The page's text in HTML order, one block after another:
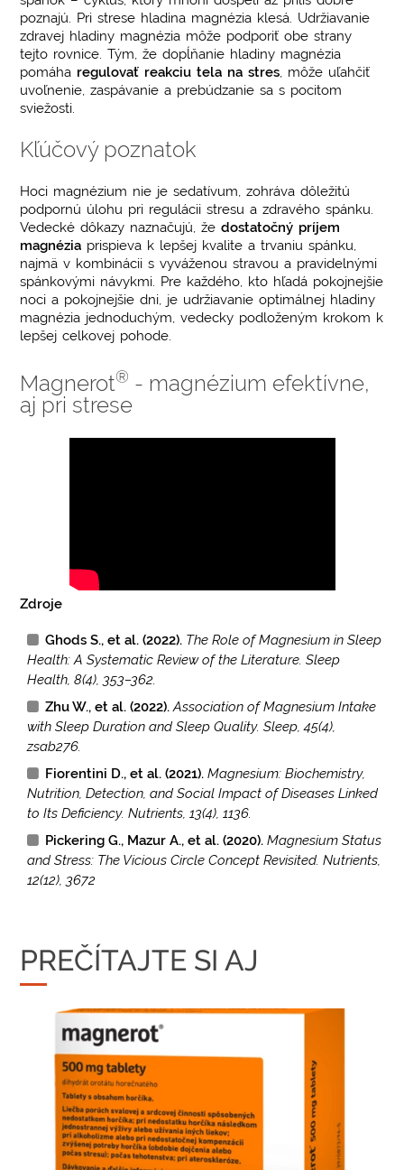
poznajú. Pri strese hladina magnézia klesá. Udržiavanie
zdravej hladiny magnézia môže podporiť obe strany
tejto rovnice. Tým, že dopĺňanie hladiny magnézia
pomáha regulovať reakciu tela na stres, môže uľahčiť
uvoľnenie, zaspávanie a prebúdzanie sa s pocitom
sviežosti.
Kľúčový poznatok
Hoci magnézium nie je sedatívum, zohráva dôležitú
podpornú úlohu pri regulácii stresu a zdravého spánku.
Vedecké dôkazy naznačujú, žedostatočný príjem
magnézia prispieva k lepšej kvalite a trvaniu spánku,
najmä v kombinácii s vyváženou stravou a pravidelnými
spánkovými návykmi. Pre každého, kto hľadá pokojnejšie
noci a pokojnejšie dni, je udržiavanie optimálnej hladiny
magnézia jednoduchým, vedecky podloženým krokom k
lepšej celkovej pohode.
Magnerot® - magnézium efektívne,
aj pri strese
Zdroje
Ghods S., et al. (2022). The Role of Magnesium in Sleep
Health: A Systematic Review of the Literature. Sleep
Health, 8(4), 353–362.
Zhu W., et al. (2022). Association of Magnesium Intake
with Sleep Duration and Sleep Quality. Sleep, 45(4),
zsab276.
Fiorentini D., et al. (2021). Magnesium: Biochemistry,
Nutrition, Detection, and Social Impact of Diseases Linked
to Its Deficiency. Nutrients, 13(4), 1136.
Pickering G., Mazur A., et al. (2020). Magnesium Status
and Stress: The Vicious Circle Concept Revisited. Nutrients,
12(12), 3672
PREČÍTAJTE SI AJ